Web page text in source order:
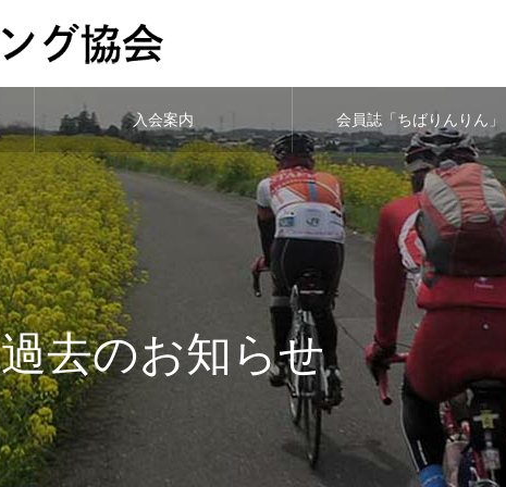
入会案内 会員誌「ちばりんりん」
過去のお知らせ